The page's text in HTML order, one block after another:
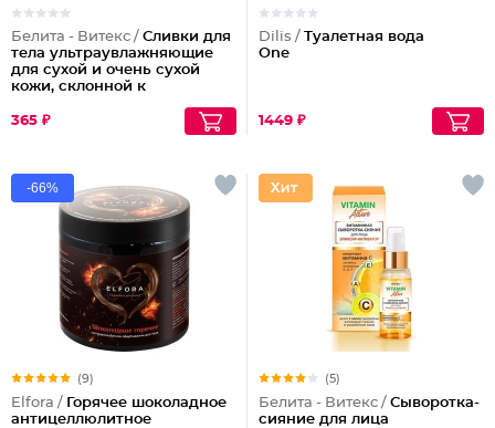
Белита - Витекс / Сливки для
тела ультраувлажняющие
для сухой и очень сухой
кожи, склонной к
Panthenol Urea
365 ₽
Dilis / Туалетная вода
One
1449 ₽
-66%
(9)
Elfora / Горячее шоколадное
антицеллюлитное
(5)
Белита - Витекс / Сыворотка-
сияние для лица